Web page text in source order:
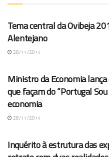
ARQUIVO AGROPORTAL
Tema central da Ovibeja
Alentejano
28/11/2014
Ministro da Economia
que façam do “Portugal
economia
28/11/2014
Inquérito à estrutura das